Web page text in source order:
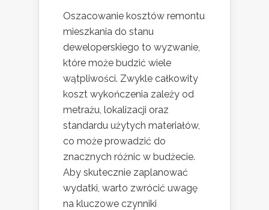
Oszacowanie kosztów remontu
mieszkania do stanu
deweloperskiego to wyzwanie,
które może budzić wiele
wątpliwości. Zwykle całkowity
koszt wykończenia zależy od
metrażu, lokalizacji oraz
standardu użytych materiałów,
co może prowadzić do
znacznych różnic w budżecie.
Aby skutecznie zaplanować
wydatki, warto zwrócić uwagę
na kluczowe czynniki